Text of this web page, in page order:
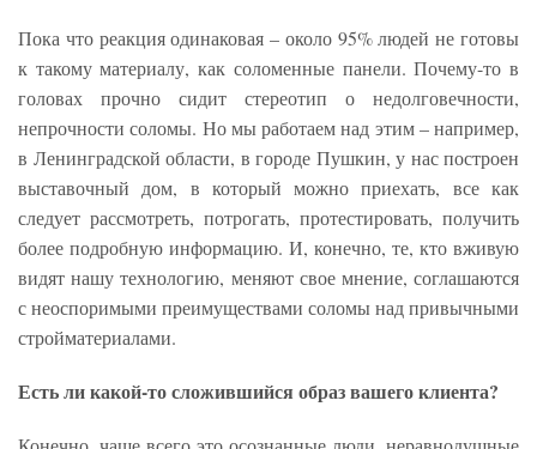
Пока что реакция одинаковая – около 95% людей не готовы
к такому материалу, как соломенные панели. Почему-то в
головах прочно сидит стереотип о недолговечности,
непрочности соломы. Но мы работаем над этим – например,
в Ленинградской области, в городе Пушкин, у нас построен
выставочный дом, в который можно приехать, все как
следует рассмотреть, потрогать, протестировать, получить
более подробную информацию. И, конечно, те, кто вживую
видят нашу технологию, меняют свое мнение, соглашаются
с неоспоримыми преимуществами соломы над привычными
стройматериалами.
Есть ли какой-то сложившийся образ вашего клиента?